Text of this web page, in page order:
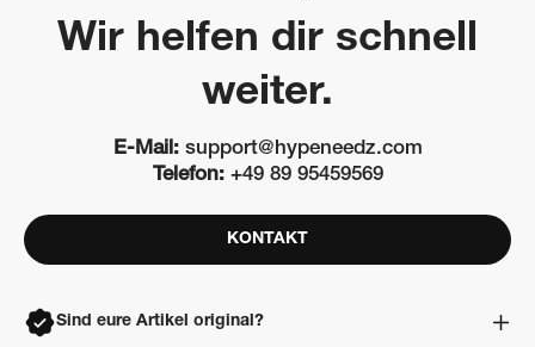
Wir helfen dir schnell
weiter.
E-Mail: support@hypeneedz.com
Telefon:+49 89 95459569
KONTAKT
Sind eure Artikel original?